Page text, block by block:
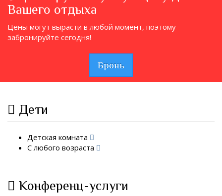
Вашего отдыха
Цены могут вырасти в любой момент, поэтому
забронируйте сегодня!
Бронь
Дети
Детская комната
С любого возраста
Конференц-услуги